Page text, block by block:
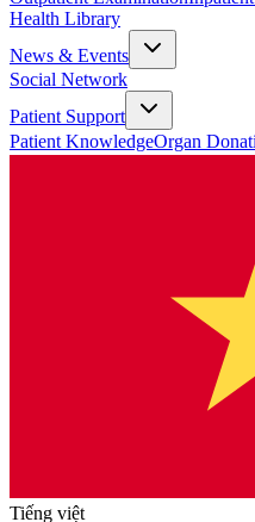
Health Library
News & Events
Social Network
Patient Support
Patient KnowledgeOrgan
Tiếng việt